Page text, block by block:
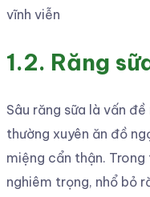
vĩnh viễn
1.2. Răng
Sâu răng sữa là vấn
thường xuyên ăn đồ
miệng cẩn thận.
nghiêm trọng, nhổ bỏ